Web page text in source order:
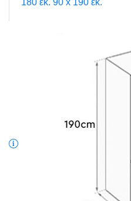
180 εκ. 90 x 190 εκ.